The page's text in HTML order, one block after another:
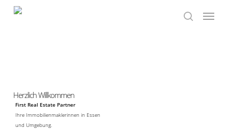
search
Menu
Herzlich Willkommen
First Real Estate Partner
Ihre Immobilienmaklerinnen in Essen
und Umgebung.